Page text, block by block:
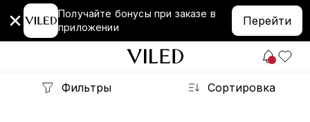
Получайте бонусы при заказе в
приложении
Перейти
Фильтры Сортировка